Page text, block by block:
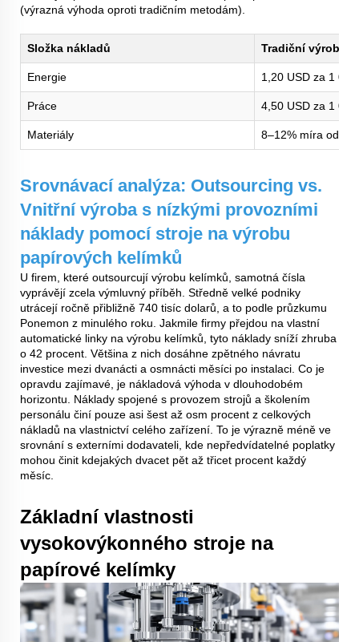
(výrazná výhoda oproti tradičním metodám).
Složka nákladů Tradiční výroba
Energie 1,20 USD za 1
Práce 4,50 USD za 1
Materiály 8–12% míra
Srovnávací analýza: Outsourcing vs.
Vnitřní výroba s nízkými provozními
náklady pomocí stroje na výrobu
papírových kelímků
U firem, které outsourcují výrobu kelímků, samotná čísla
vyprávějí zcela výmluvný příběh. Středně velké podniky
utrácejí ročně přibližně 740 tisíc dolarů, a to podle průzkumu
Ponemon z minulého roku. Jakmile firmy přejdou na vlastní
automatické linky na výrobu kelímků, tyto náklady sníží zhruba
o 42 procent. Většina z nich dosáhne zpětného návratu
investice mezi dvanácti a osmnácti měsíci po instalaci. Co je
opravdu zajímavé, je nákladová výhoda v dlouhodobém
horizontu. Náklady spojené s provozem strojů a školením
personálu činí pouze asi šest až osm procent z celkových
nákladů na vlastnictví celého zařízení. To je výrazně méně ve
srovnání s externími dodavateli, kde nepředvídatelné poplatky
mohou činit kdejakých dvacet pět až třicet procent každý
měsíc.
Základní vlastnosti
vysokovýkonného stroje na
papírové kelímky